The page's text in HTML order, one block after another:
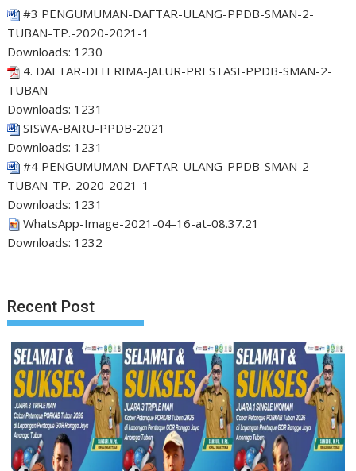
#3 PENGUMUMAN-DAFTAR-ULANG-PPDB-SMAN-2-
TUBAN-TP.-2020-2021-1
Downloads: 1230
4. DAFTAR-DITERIMA-JALUR-PRESTASI-PPDB-SMAN-2-
TUBAN
Downloads: 1231
SISWA-BARU-PPDB-2021
Downloads: 1231
#4 PENGUMUMAN-DAFTAR-ULANG-PPDB-SMAN-2-
TUBAN-TP.-2020-2021-1
Downloads: 1231
WhatsApp-Image-2021-04-16-at-08.37.21
Downloads: 1232
Recent Post